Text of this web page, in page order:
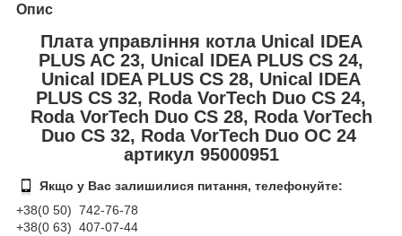
Опис
Плата управління котла Unical IDEA
PLUS AC 23, Unical IDEA PLUS CS 24,
Unical IDEA PLUS CS 28, Unical IDEA
PLUS CS 32, Roda VorTech Duo CS 24,
Roda VorTech Duo CS 28, Roda VorTech
Duo CS 32, Roda VorTech Duo OC 24
артикул 95000951
Якщо у Вас залишилися питання, телефонуйте:
+38(0 50) 742-76-78
+38(0 63) 407-07-44